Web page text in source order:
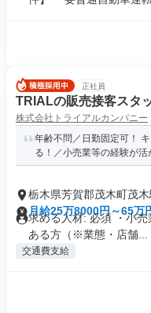
正社員
TRIALの販売接客スタ
株式会社トライアルカンパニー
年齢不問／日勤固定可！
る！／小売業等の経験が活
栃木県芳賀郡茂木町茂木
月給25万8000円～65万
求める人材: 必須 ・小
ある方（※業態・店舗...
交通費支給